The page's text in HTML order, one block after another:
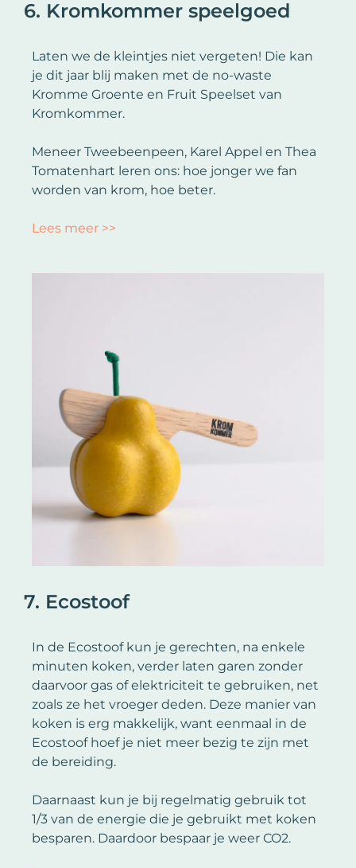
6. Kromkommer speelgoed
Laten we de kleintjes niet vergeten! Die kan
je dit jaar blij maken met de no-waste
Kromme Groente en Fruit Speelset van
Kromkommer.
Meneer Tweebeenpeen, Karel Appel en Thea
Tomatenhart leren ons: hoe jonger we fan
worden van krom, hoe beter.
Lees meer >>
7. Ecostoof
In de Ecostoof kun je gerechten, na enkele
minuten koken, verder laten garen zonder
daarvoor gas of elektriciteit te gebruiken, net
zoals ze het vroeger deden. Deze manier van
koken is erg makkelijk, want eenmaal in de
Ecostoof hoef je niet meer bezig te zijn met
de bereiding.
Daarnaast kun je bij regelmatig gebruik tot
1/3 van de energie die je gebruikt met koken
besparen. Daardoor bespaar je weer CO2.